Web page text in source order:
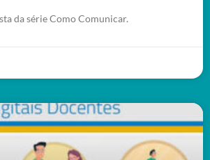
da série Como Comunicar.